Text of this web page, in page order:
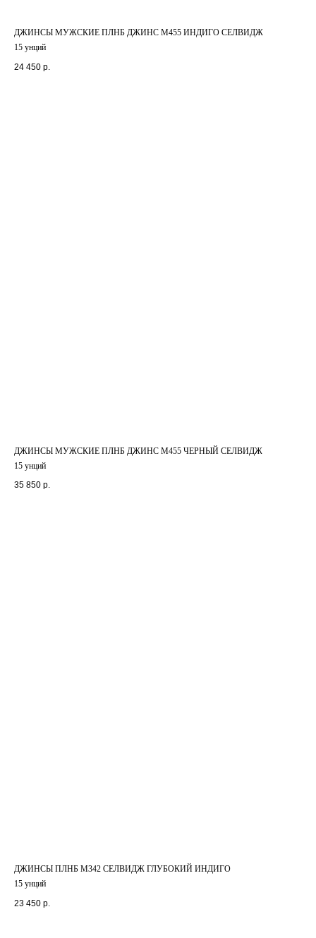
ДЖИНСЫ МУЖСКИЕ ПЛНБ ДЖИНС М455 ИНДИГО СЕЛВИДЖ
15 унций
24 450 р.
ДЖИНСЫ МУЖСКИЕ ПЛНБ ДЖИНС М455 ЧЕРНЫЙ СЕЛВИДЖ
15 унций
35 850 р.
ДЖИНСЫ ПЛНБ M342 СЕЛВИДЖ ГЛУБОКИЙ ИНДИГО
15 унций
23 450 р.